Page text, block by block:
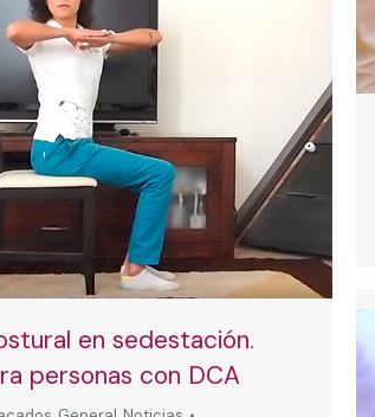
en sedestación.
personas con DCA